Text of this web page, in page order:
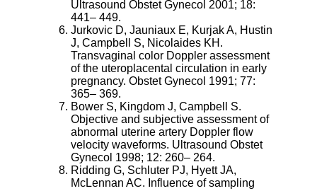
Ultrasound Obstet Gynecol 2001; 18:
441– 449.
Jurkovic D, Jauniaux E, Kurjak A, Hustin
J, Campbell S, Nicolaides KH.
Transvaginal color Doppler assessment
of the uteroplacental circulation in early
pregnancy. Obstet Gynecol 1991; 77:
365– 369.
Bower S, Kingdom J, Campbell S.
Objective and subjective assessment of
abnormal uterine artery Doppler flow
velocity waveforms. Ultrasound Obstet
Gynecol 1998; 12: 260– 264.
Ridding G, Schluter PJ, Hyett JA,
McLennan AC. Influence of sampling